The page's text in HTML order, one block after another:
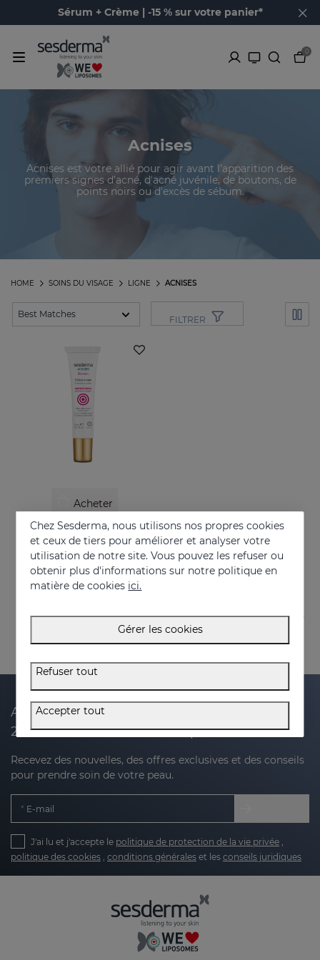
Sérum + Crème | -15 % sur votre panier*
0
Acnises
Acnises est votre allié pour agir avant l’apparition des
premiers signes d’acné, d'acné juvénile, de boutons, de
points noirs ou d'excès de sébum.
ACNISES
LIGNE
SOINS DU VISAGE
HOME
FILTRER
Acheter
ACNISES 0 Marks
Crème colorée à la texture légère
18.95 €
Abonnez-vous à notre newsletter et recevez
20 % de réduction sur votre prochain achat
Recevez des nouvelles, des offres exclusives et des conseils
pour prendre soin de votre peau.
E-mail
J'ai lu et j'accepte le politique de protection de la vie privée ,
politique des cookies , conditions générales et les conseils juridiques
Chez Sesderma, nous utilisons nos propres cookies
et ceux de tiers pour améliorer et analyser votre
utilisation de notre site. Vous pouvez les refuser ou
obtenir plus d'informations sur notre politique en
matière de cookies ici.
Gérer les cookies
Refuser tout
Accepter tout